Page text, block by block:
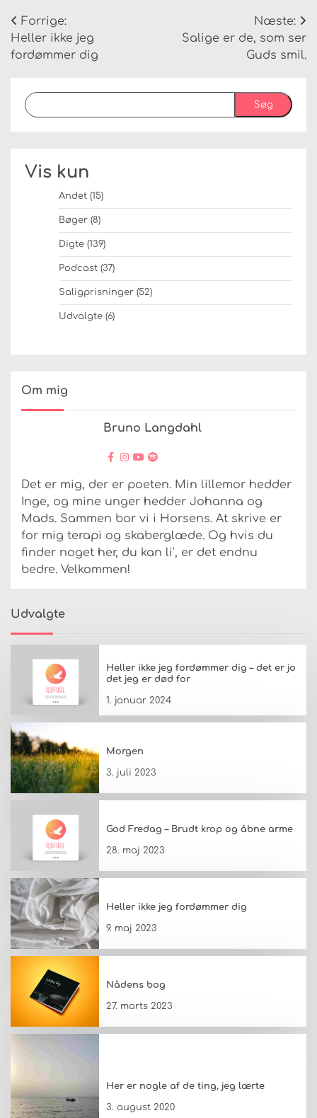
Indlægsnavigation
Forrige:
Heller ikke jeg
fordømmer dig
Næste:
Salige er de, som ser
Guds smil.
Søg
Vis kun
Andet (15)
Bøger (8)
Digte (139)
Podcast (37)
Saligprisninger (52)
Udvalgte (6)
Om mig
Bruno Langdahl
Det er mig, der er poeten. Min lillemor hedder
Inge, og mine unger hedder Johanna og
Mads. Sammen bor vi i Horsens. At skrive er
for mig terapi og skaberglæde. Og hvis du
finder noget her, du kan li', er det endnu
bedre. Velkommen!
Udvalgte
Heller ikke jeg fordømmer dig – det er jo
det jeg er død for
1. januar 2024
Morgen
3. juli 2023
God Fredag – Brudt krop og åbne arme
28. maj 2023
Heller ikke jeg fordømmer dig
9. maj 2023
Nådens bog
27. marts 2023
Her er nogle af de ting, jeg lærte
3. august 2020